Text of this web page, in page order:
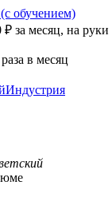
обучением)
₽ за месяц, на руки
в месяц